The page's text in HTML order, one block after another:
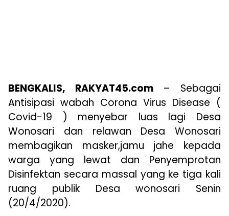
BENGKALIS, RAKYAT45.com– Sebagai
Antisipasi wabah Corona Virus Disease (
Covid-19 ) menyebar luas lagi Desa
Wonosari dan relawan Desa Wonosari
membagikan masker,jamu jahe kepada
warga yang lewat dan Penyemprotan
Disinfektan secara massal yang ke tiga kali
ruang publik Desa wonosari Senin
(20/4/2020).